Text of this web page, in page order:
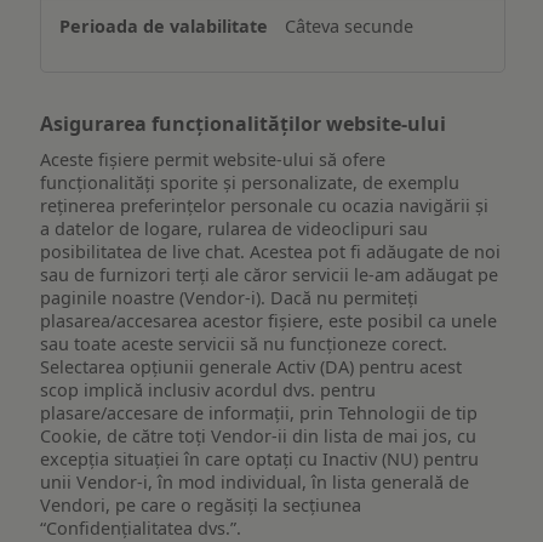
dispozitiv
Câteva secunde
Asigurarea funcționalităților website-ului
Aceste fișiere permit website-ului să ofere
funcționalități sporite și personalizate, de exemplu
reţinerea preferinţelor personale cu ocazia navigării și
a datelor de logare, rularea de videoclipuri sau
posibilitatea de live chat. Acestea pot fi adăugate de noi
sau de furnizori terți ale căror servicii le-am adăugat pe
paginile noastre (Vendor-i). Dacă nu permiteți
plasarea/accesarea acestor fișiere, este posibil ca unele
sau toate aceste servicii să nu funcționeze corect.
Selectarea opțiunii generale Activ (DA) pentru acest
scop implică inclusiv acordul dvs. pentru
plasare/accesare de informații, prin Tehnologii de tip
Cookie, de către toți Vendor-ii din lista de mai jos, cu
excepția situației în care optați cu Inactiv (NU) pentru
unii Vendor-i, în mod individual, în lista generală de
Vendori, pe care o regăsiți la secțiunea
“Confidențialitatea dvs.”.